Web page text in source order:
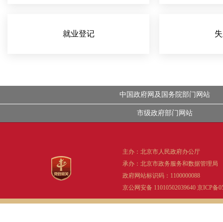
就业登记
中国政府网及国务院部门网站
市级政府部门网站
主办：北京市人民政府办公厅
承办：北京市政务服务和数据管理局
政府网站标识码：1100000088
京公网安备 11010502039640 京ICP备